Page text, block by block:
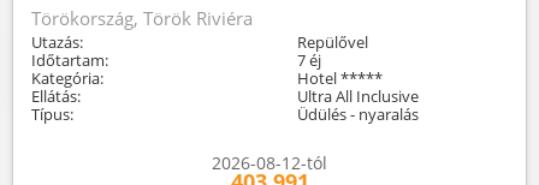
Törökország, Török Riviéra
Utazás:
Repülővel
Időtartam:
7 éj
Kategória:
Hotel *****
Ellátás:
Ultra All Inclusive
Típus:
Üdülés - nyaralás
2026-08-12-tól